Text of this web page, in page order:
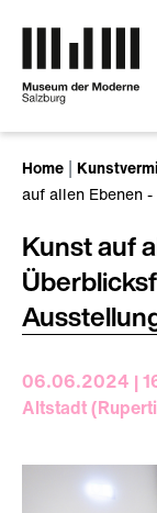
Home
auf allen Ebenen
Kunst auf
06.06.2024 |
Altstadt